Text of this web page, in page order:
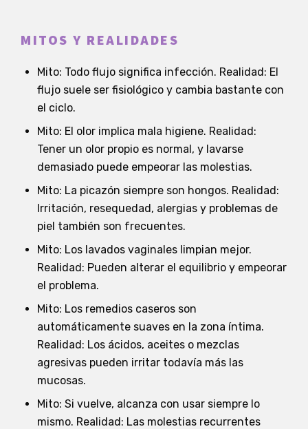
MITOS Y REALIDADES
Mito: Todo flujo significa infección. Realidad: El
flujo suele ser fisiológico y cambia bastante con
el ciclo.
Mito: El olor implica mala higiene. Realidad:
Tener un olor propio es normal, y lavarse
demasiado puede empeorar las molestias.
Mito: La picazón siempre son hongos. Realidad:
Irritación, resequedad, alergias y problemas de
piel también son frecuentes.
Mito: Los lavados vaginales limpian mejor.
Realidad: Pueden alterar el equilibrio y empeorar
el problema.
Mito: Los remedios caseros son
automáticamente suaves en la zona íntima.
Realidad: Los ácidos, aceites o mezclas
agresivas pueden irritar todavía más las
mucosas.
Mito: Si vuelve, alcanza con usar siempre lo
mismo. Realidad: Las molestias recurrentes